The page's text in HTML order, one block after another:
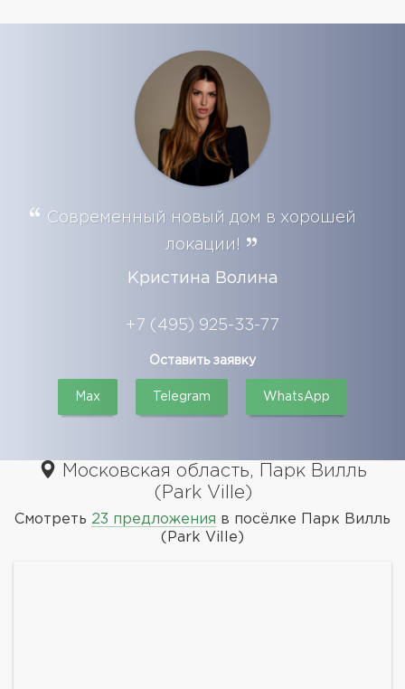
Современный новый дом в хорошей
локации!
Кристина Волина
+7 (495) 925-33-77
Оставить заявку
Max Telegram WhatsApp
Московская область, Парк Вилль
(Park Ville)
Смотреть 23 предложения в посёлке Парк Вилль
(Park Ville)